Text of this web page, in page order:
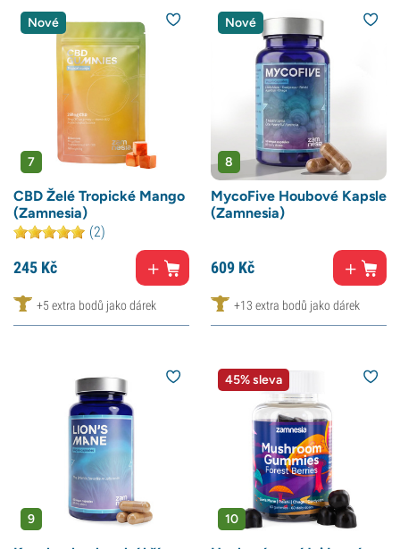
Nové
7
CBD Želé Tropické Mango
(Zamnesia)
(2)
245 Kč
+5 extra bodů jako dárek
Nové
8
MycoFive Houbové Kapsle
(Zamnesia)
609 Kč
+13 extra bodů jako dárek
9
45% sleva
10